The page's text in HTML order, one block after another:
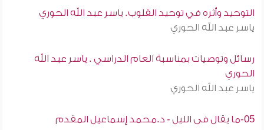
التوحيد وأثره في توحيد القلوب. ياسر عبد الله الحوري
ياسر عبد الله الحوري
رسائل وتوصيات بمناسبة العام الدراسي . ياسر عبد الله
الحوري
ياسر عبد الله الحوري
05-ما يقال فى الليل - د.محمد إسماعيل المقدم